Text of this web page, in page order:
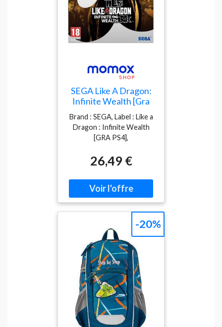
SEGA Like A Dragon:
Infinite Wealth [Gra
Ps4]
Brand : SEGA, Label : Like a
Dragon : Infinite Wealth
[GRA PS4],
PackageQuantity : 1,
Feature : 5055277052783,
releaseDate : 2023-01-01
26,49 €
-20%